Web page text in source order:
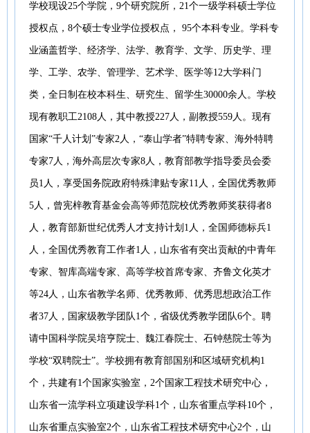
学校现设25个学院，9个研究院所，21个一级学科硕士学位
授权点，8个硕士专业学位授权点， 95个本科专业。学科专
业涵盖哲学、经济学、法学、教育学、文学、历史学、理
学、工学、农学、管理学、艺术学、医学等12大学科门
类，全日制在校本科生、研究生、留学生30000余人。学校
现有教职工2108人，其中教授227人，副教授559人。现有
国家“千人计划”专家2人，“泰山学者”特聘专家、海外特聘
专家7人，海外高层次专家8人，教育部教学指导委员会委
员1人，享受国务院政府特殊津贴专家11人，全国优秀教师
5人，曾宪梓教育基金会高等师范院校优秀教师奖获得者8
人，教育部新世纪优秀人才支持计划1人，全国师德标兵1
人，全国优秀教育工作者1人，山东省有突出贡献的中青年
专家、智库高端专家、高等学校首席专家、齐鲁文化英才
等24人，山东省教学名师、优秀教师、优秀思想政治工作
者37人，国家级教学团队1个，省级优秀教学团队6个。聘
请中国科学院吴培亨院士、魏江春院士、石钟慈院士等为
学校“双聘院士”。学校拥有教育部国别和区域研究机构1
个，共建有1个国家实验室，2个国家工程技术研究中心，
山东省一流学科立项建设学科1个，山东省重点学科10个，
山东省重点实验室2个，山东省工程技术研究中心2个，山